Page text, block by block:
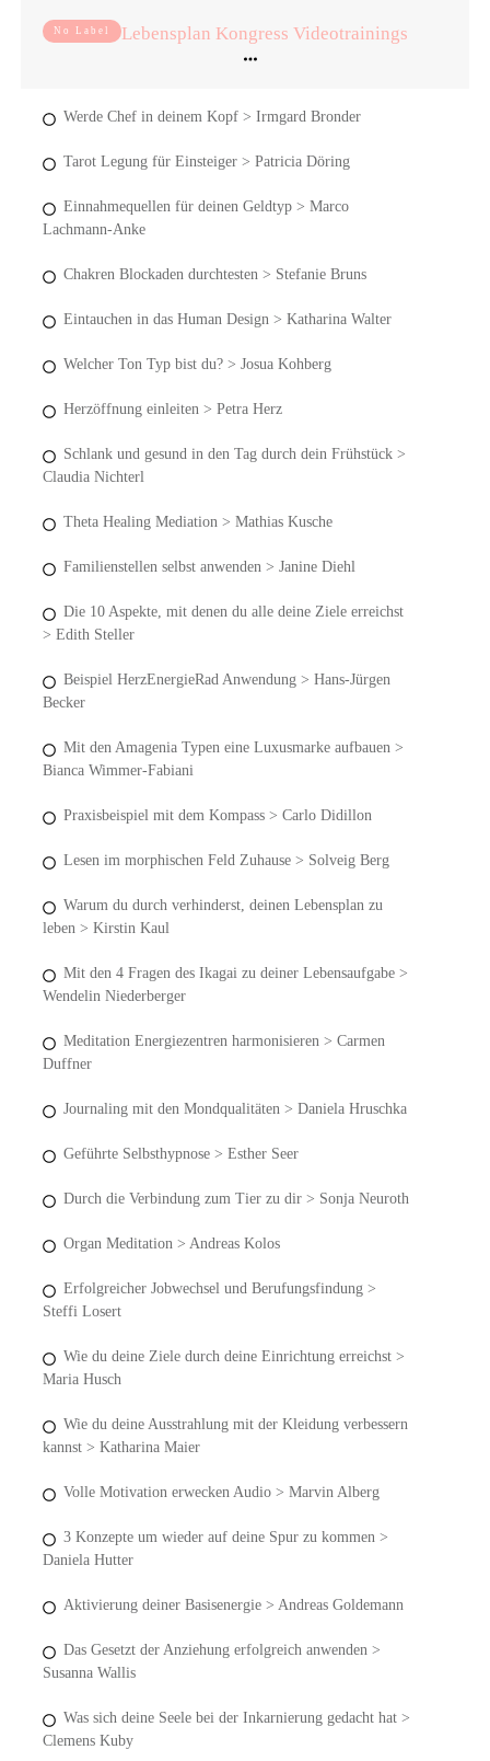
No Label Lebensplan Kongress Videotrainings
Werde Chef in deinem Kopf > Irmgard Bronder
Tarot Legung für Einsteiger > Patricia Döring
Einnahmequellen für deinen Geldtyp > Marco
Lachmann-Anke
Chakren Blockaden durchtesten > Stefanie Bruns
Eintauchen in das Human Design > Katharina Walter
Welcher Ton Typ bist du? > Josua Kohberg
Herzöffnung einleiten > Petra Herz
Schlank und gesund in den Tag durch dein Frühstück >
Claudia Nichterl
Theta Healing Mediation > Mathias Kusche
Familienstellen selbst anwenden > Janine Diehl
Die 10 Aspekte, mit denen du alle deine Ziele erreichst
> Edith Steller
Beispiel HerzEnergieRad Anwendung > Hans-Jürgen
Becker
Mit den Amagenia Typen eine Luxusmarke aufbauen >
Bianca Wimmer-Fabiani
Praxisbeispiel mit dem Kompass > Carlo Didillon
Lesen im morphischen Feld Zuhause > Solveig Berg
Warum du durch verhinderst, deinen Lebensplan zu
leben > Kirstin Kaul
Mit den 4 Fragen des Ikagai zu deiner Lebensaufgabe >
Wendelin Niederberger
Meditation Energiezentren harmonisieren > Carmen
Duffner
Journaling mit den Mondqualitäten > Daniela Hruschka
Geführte Selbsthypnose > Esther Seer
Durch die Verbindung zum Tier zu dir > Sonja Neuroth
Organ Meditation > Andreas Kolos
Erfolgreicher Jobwechsel und Berufungsfindung >
Steffi Losert
Wie du deine Ziele durch deine Einrichtung erreichst >
Maria Husch
Wie du deine Ausstrahlung mit der Kleidung verbessern
kannst > Katharina Maier
Volle Motivation erwecken Audio > Marvin Alberg
3 Konzepte um wieder auf deine Spur zu kommen >
Daniela Hutter
Aktivierung deiner Basisenergie > Andreas Goldemann
Das Gesetzt der Anziehung erfolgreich anwenden >
Susanna Wallis
Was sich deine Seele bei der Inkarnierung gedacht hat >
Clemens Kuby